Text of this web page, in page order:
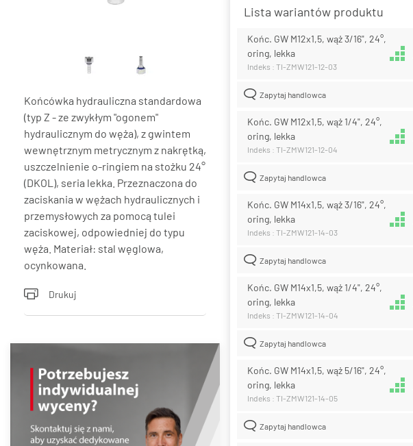
Końcówka hydrauliczna standardowa
(typ Z - ze zwykłym "ogonem"
hydraulicznym do węża), z gwintem
wewnętrznym metrycznym z nakrętką,
uszczelnienie o-ringiem na stożku 24°
(DKOL), seria lekka. Przeznaczona do
zaciskania w wężach hydraulicznych i
przemysłowych za pomocą tulei
zaciskowej, odpowiedniej do typu
węża. Materiał: stal węglowa,
ocynkowana.
Drukuj
Lista wariantów produktu
Końc. GW M12x1,5, wąż 3/16", 24°,
oring, lekka
Indeks : TI-ZMW121-12-03
Zapytaj handlowca
Końc. GW M12x1,5, wąż 1/4", 24°,
oring, lekka
Indeks : TI-ZMW121-12-04
Zapytaj handlowca
Końc. GW M14x1,5, wąż 3/16", 24°,
oring, lekka
Indeks : TI-ZMW121-14-03
Zapytaj handlowca
Końc. GW M14x1,5, wąż 1/4", 24°,
oring, lekka
Indeks : TI-ZMW121-14-04
Zapytaj handlowca
Końc. GW M14x1,5, wąż 5/16", 24°,
oring, lekka
Indeks : TI-ZMW121-14-05
Zapytaj handlowca